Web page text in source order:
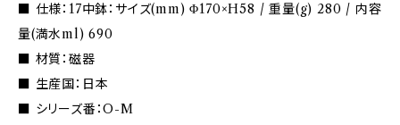
■ 仕様：17中鉢：サイズ(mm) Φ170×H58 / 重量(g) 280 / 内容
量(満水ml) 690
■ 材質：磁器
■ 生産国：日本
■ シリーズ番：O-M